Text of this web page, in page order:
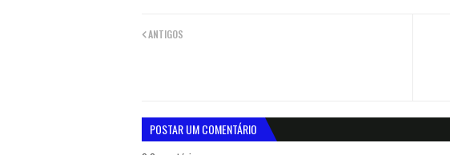
ANTIGOS
POSTAR UM COMENTÁRIO